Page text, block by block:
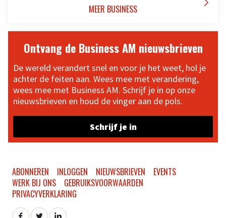
MEER BUSINESS 
Ontvang de Business AM nieuwsbrieven
De wereld verandert snel en voor je het weet, hol je
achter de feiten aan. Wees mee met verandering,
wees mee met Business AM. Schrijf je in op onze
nieuwsbrieven en houd de vinger aan de pols.
Schrijf je in
ABONNEREN INLOGGEN NIEUWSBRIEVEN
EVENTS
WERK BIJ ONS
GEBRUIKSVOORWAARDEN
PRIVACYVERKLARING